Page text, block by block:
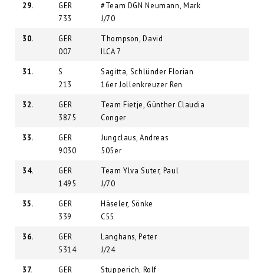
29.
GER
733
#Team DGN Neumann, Mark
J/70
30.
GER
007
Thompson, David
ILCA 7
31.
S
213
Sagitta, Schlünder Florian
16er Jollenkreuzer Ren
32.
GER
3875
Team Fietje, Günther Claudia
Conger
33.
GER
9030
Jungclaus, Andreas
505er
34.
GER
1495
Team Ylva Suter, Paul
J/70
35.
GER
339
Häseler, Sönke
C55
36.
GER
5314
Langhans, Peter
J/24
37.
GER
Stupperich, Rolf